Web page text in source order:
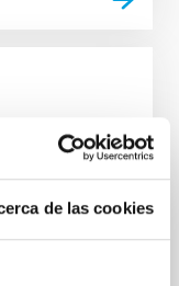
de las cookies
in Support